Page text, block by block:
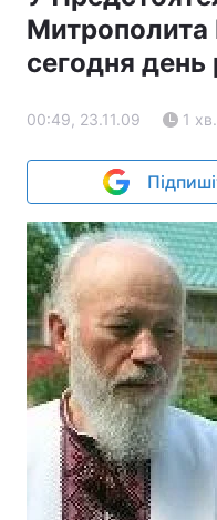
сегодня
00:49, 23.11.09 1 хв.